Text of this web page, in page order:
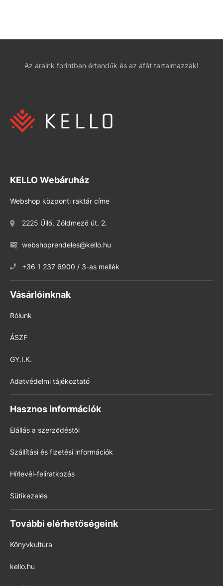
Az áraink forintban értendők és az áfát tartalmazzák!
KELLO Webáruház
Webshop központi raktár címe
2225 Üllő, Zöldmező út. 2.
webshoprendeles@kello.hu
+36 1 237 6900 / 3-as mellék
Vásárlóinknak
Rólunk
ÁSZF
GY.I.K.
Adatvédelmi tájékoztató
Hasznos információk
Elállás a szerződéstől
Szállítási és fizetési információk
Hírlevél-feliratkozás
Sütikezelés
További elérhetőségeink
Könyvkultúra
kello.hu